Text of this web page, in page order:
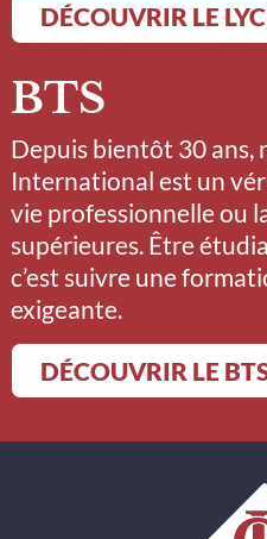
DÉCOUVRIR LE
BTS
Depuis bientôt 30 ans,
International est un
vie professionnelle ou
supérieures. Être
c’est suivre une
exigeante.
DÉCOUVRIR LE